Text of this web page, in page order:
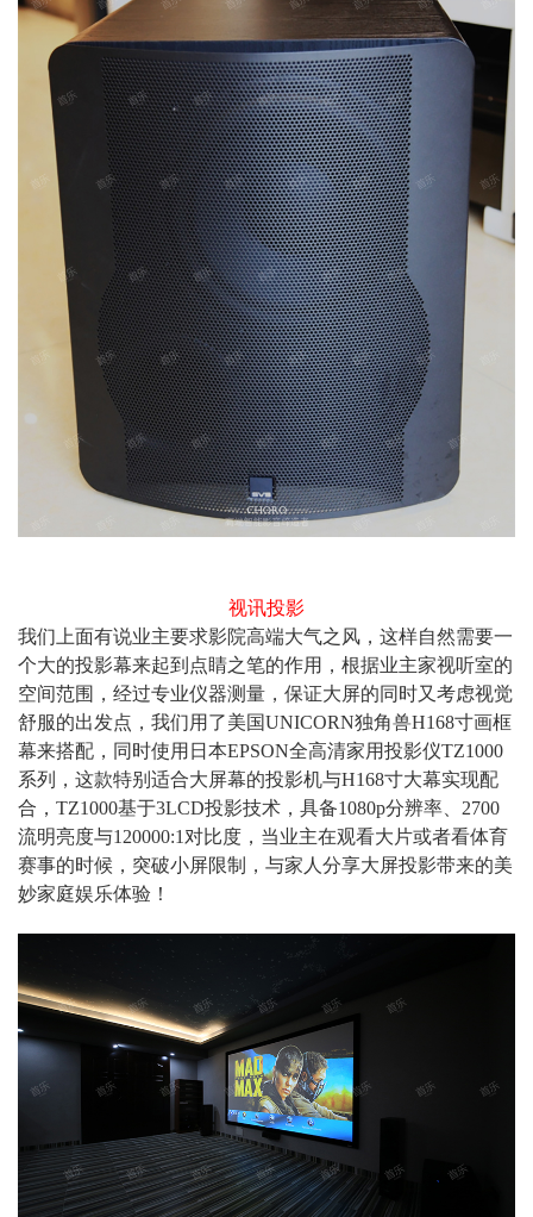
视讯投影
我们上面有说业主要求影院高端大气之风，这样自然需要一
个大的投影幕来起到点睛之笔的作用，根据业主家视听室的
空间范围，经过专业仪器测量，保证大屏的同时又考虑视觉
舒服的出发点，我们用了美国UNICORN独角兽H168寸画框
幕来搭配，同时使用日本EPSON全高清家用投影仪TZ1000
系列，这款特别适合大屏幕的投影机与H168寸大幕实现配
合，TZ1000基于3LCD投影技术，具备1080p分辨率、2700
流明亮度与120000:1对比度，当业主在观看大片或者看体育
赛事的时候，突破小屏限制，与家人分享大屏投影带来的美
妙家庭娱乐体验！